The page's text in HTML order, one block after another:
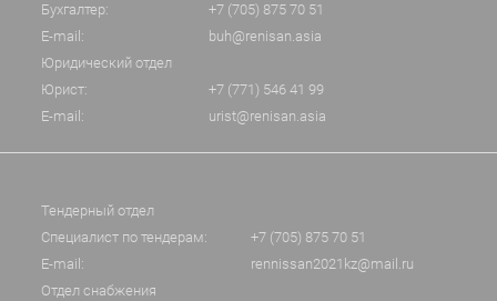
Бухгалтер:
+7 (705) 875 70 51
E-mail:
buh@renisan.asia
Юридический отдел
Юрист:
+7 (771) 546 41 99
E-mail:
urist@renisan.asia
Тендерный отдел
Специалист по тендерам:
+7 (705) 875 70 51
E-mail:
rennissan2021kz@mail.ru
Отдел снабжения